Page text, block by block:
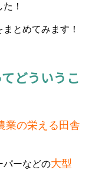
！
とめてみます！
どういうこ
業の栄える田舎
パーなどの大型